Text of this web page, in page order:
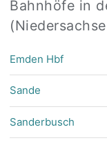
Bahnhöfe in
Emden Hbf
Sande
Sanderbusch